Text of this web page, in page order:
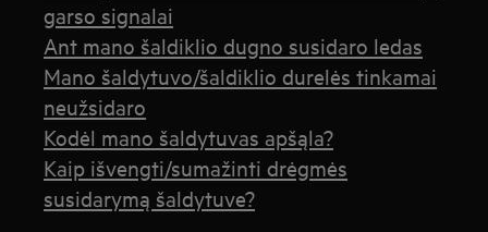
garso signalai
Ant mano šaldiklio dugno susidaro ledas
Mano šaldytuvo/šaldiklio durelės tinkamai
neužsidaro
Kodėl mano šaldytuvas apšąla?
Kaip išvengti/sumažinti drėgmės
susidarymą šaldytuve?